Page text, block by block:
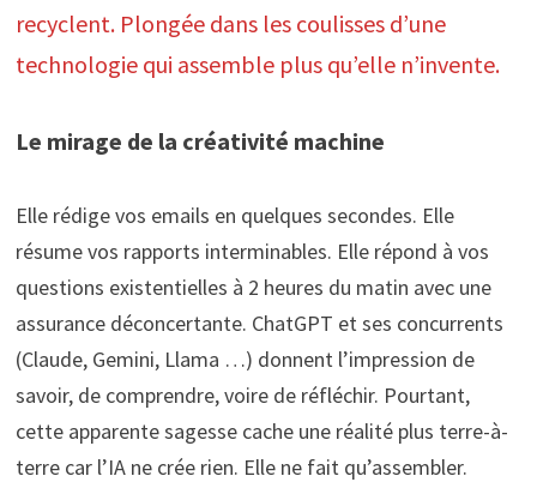
recyclent. Plongée dans les coulisses d’une
technologie qui assemble plus qu’elle n’invente.
Le mirage de la créativité machine
Elle rédige vos emails en quelques secondes. Elle
résume vos rapports interminables. Elle répond à vos
questions existentielles à 2 heures du matin avec une
assurance déconcertante. ChatGPT et ses concurrents
(Claude, Gemini, Llama …) donnent l’impression de
savoir, de comprendre, voire de réfléchir. Pourtant,
cette apparente sagesse cache une réalité plus terre-à-
terre car l’IA ne crée rien. Elle ne fait qu’assembler.